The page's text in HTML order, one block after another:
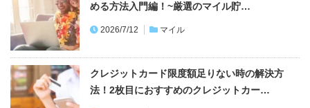
める方法入門編！~厳選のマイル貯…
2026/7/12 マイル
クレジットカード限度額足りない時の解決方
法！2枚目におすすめのクレジットカー…